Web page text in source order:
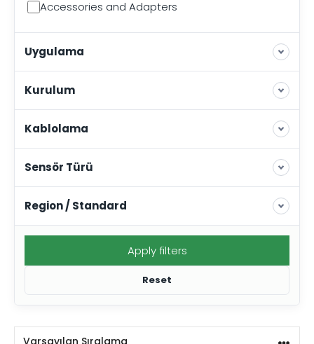
Accessories and Adapters
Uygulama
Kurulum
Kablolama
Sensör Türü
Region / Standard
Apply filters
Reset